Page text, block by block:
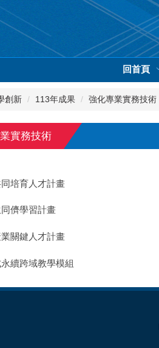
回首頁
創新 113年成果 強化專業實務技術
實務技術
培育人才計畫
儕學習計畫
關鍵人才計畫
續跨域教學模組